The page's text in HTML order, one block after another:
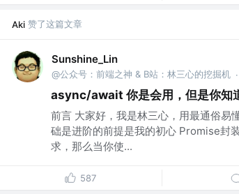
Aki 赞了这篇文章
Sunshine_Lin
@公众号：前端之神 & B站：林三心的挖掘机 ·
async/await 你是会用，但是你知
前言 大家好，我是林三心，用最通俗易
础是进阶的前提是我的初心 Promise封
求，那么当你使...
587